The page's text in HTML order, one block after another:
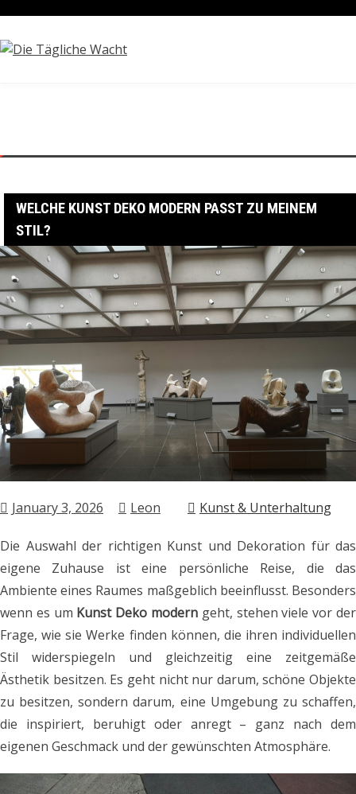
content
August 6, 2026
WELCHE KUNST DEKO MODERN PASST ZU MEINEM
STIL?
January 3, 2026 Leon Kunst & Unterhaltung
Die Auswahl der richtigen Kunst und Dekoration für das
eigene Zuhause ist eine persönliche Reise, die das
Ambiente eines Raumes maßgeblich beeinflusst. Besonders
wenn es um Kunst Deko modern geht, stehen viele vor der
Frage, wie sie Werke finden können, die ihren individuellen
Stil widerspiegeln und gleichzeitig eine zeitgemäße
Ästhetik besitzen. Es geht nicht nur darum, schöne Objekte
zu besitzen, sondern darum, eine Umgebung zu schaffen,
die inspiriert, beruhigt oder anregt – ganz nach dem
eigenen Geschmack und der gewünschten Atmosphäre.